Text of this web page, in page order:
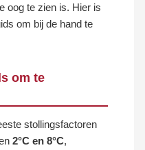
oog te zien is. Hier is
om bij de hand te
om te
stollingsfactoren
2°C en 8°C,